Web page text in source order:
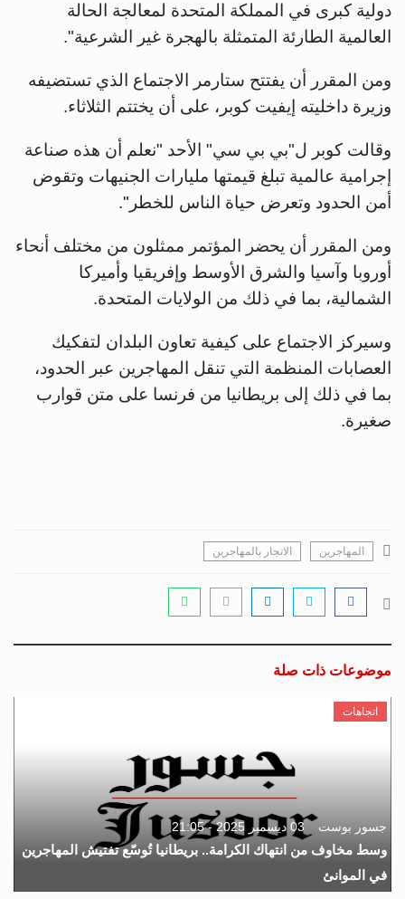
دولية كبرى في المملكة المتحدة لمعالجة الحالة
العالمية الطارئة المتمثلة بالهجرة غير الشرعية".
ومن المقرر أن يفتتح ستارمر الاجتماع الذي تستضيفه
وزيرة داخليته إيفيت كوبر، على أن يختتم الثلاثاء.
وقالت كوبر ل"بي بي سي" الأحد "نعلم أن هذه صناعة
إجرامية عالمية تبلغ قيمتها مليارات الجنيهات وتقوض
أمن الحدود وتعرض حياة الناس للخطر".
ومن المقرر أن يحضر المؤتمر ممثلون من مختلف أنحاء
أوروبا وآسيا والشرق الأوسط وإفريقيا وأميركا
الشمالية، بما في ذلك من الولايات المتحدة.
وسيركز الاجتماع على كيفية تعاون البلدان لتفكيك
العصابات المنظمة التي تنقل المهاجرين عبر الحدود،
بما في ذلك إلى بريطانيا من فرنسا على متن قوارب
صغيرة.
المهاجرين الاتجار بالمهاجرين
موضوعات ذات صلة
اتجاهات
جسور بوست 03 ديسمبر 2025 - 21:05
وسط مخاوف من انتهاك الكرامة.. بريطانيا تُوسّع تفتيش المهاجرين
في الموانئ